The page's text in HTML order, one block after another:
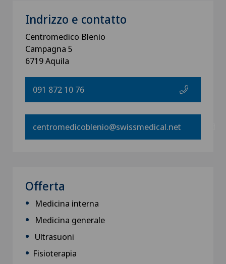
Indrizzo e contatto
Centromedico Blenio
Campagna 5
6719 Aquila
091 872 10 76
centromedicoblenio@swissmedical.net
Offerta
Medicina interna
Medicina generale
Ultrasuoni
Fisioterapia